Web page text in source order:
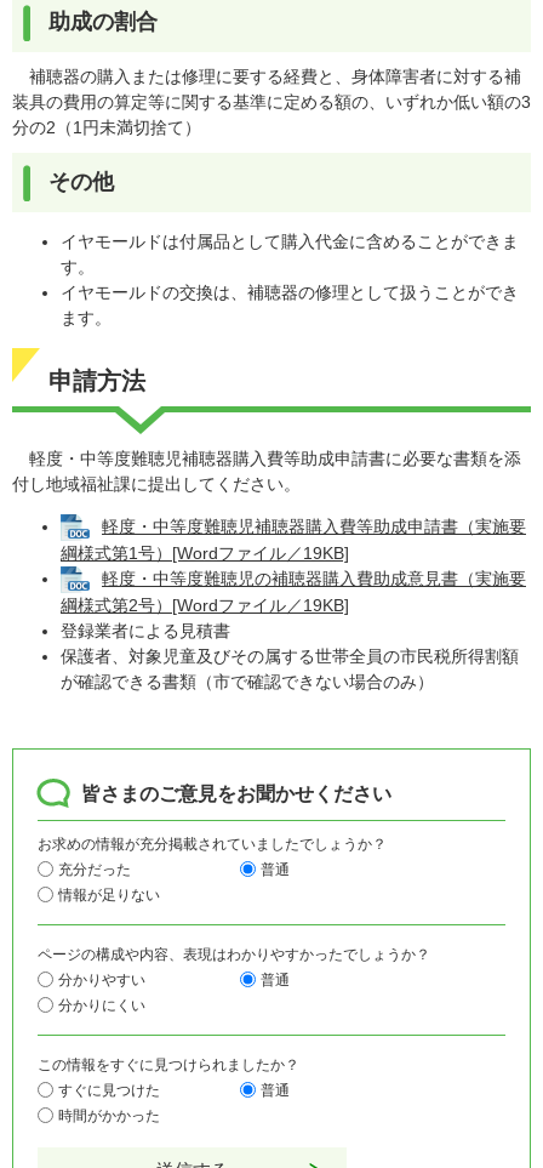
助成の割合
補聴器の購入または修理に要する経費と、身体障害者に対する補
装具の費用の算定等に関する基準に定める額の、いずれか低い額の3
分の2（1円未満切捨て）
その他
イヤモールドは付属品として購入代金に含めることができま
す。
イヤモールドの交換は、補聴器の修理として扱うことができ
ます。
申請方法
軽度・中等度難聴児補聴器購入費等助成申請書に必要な書類を添
付し地域福祉課に提出してください。
軽度・中等度難聴児補聴器購入費等助成申請書（実施要
綱様式第1号）[Wordファイル／19KB]
軽度・中等度難聴児の補聴器購入費助成意見書（実施要
綱様式第2号）[Wordファイル／19KB]
登録業者による見積書
保護者、対象児童及びその属する世帯全員の市民税所得割額
が確認できる書類（市で確認できない場合のみ）
皆さまのご意見をお聞かせください
お求めの情報が充分掲載されていましたでしょうか？
充分だった
普通
情報が足りない
ページの構成や内容、表現はわかりやすかったでしょうか？
分かりやすい
普通
分かりにくい
この情報をすぐに見つけられましたか？
すぐに見つけた
普通
時間がかかった